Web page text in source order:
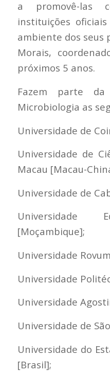
a promovê-las
instituições
ambiente dos seus
Morais,
próximos 5 anos.
Fazem parte
Microbiologia as
Universidade de
Universidade de
Macau [Macau-
Universidade de
Universidade
[Moçambique];
Universidade
Universidade
Universidade
Universidade de
Universidade do
[Brasil];